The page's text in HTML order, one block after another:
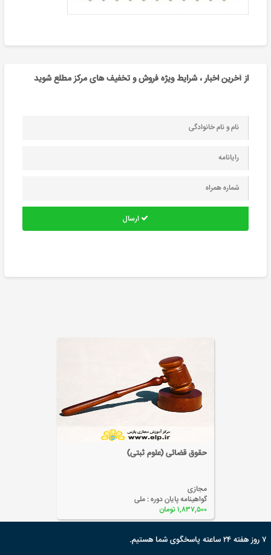
از آخرین اخبار ، شرایط ویژه فروش و تخفیف های مرکز مطلع شوید
ارسال
آیین دادرسی کیفری
مجازی
گواهینامه پایان دوره :ملی
۲,۴۵۰,۰۰۰ تومان
۷ روز هفته ۲۴ ساعته پاسخگوی شما هستیم.